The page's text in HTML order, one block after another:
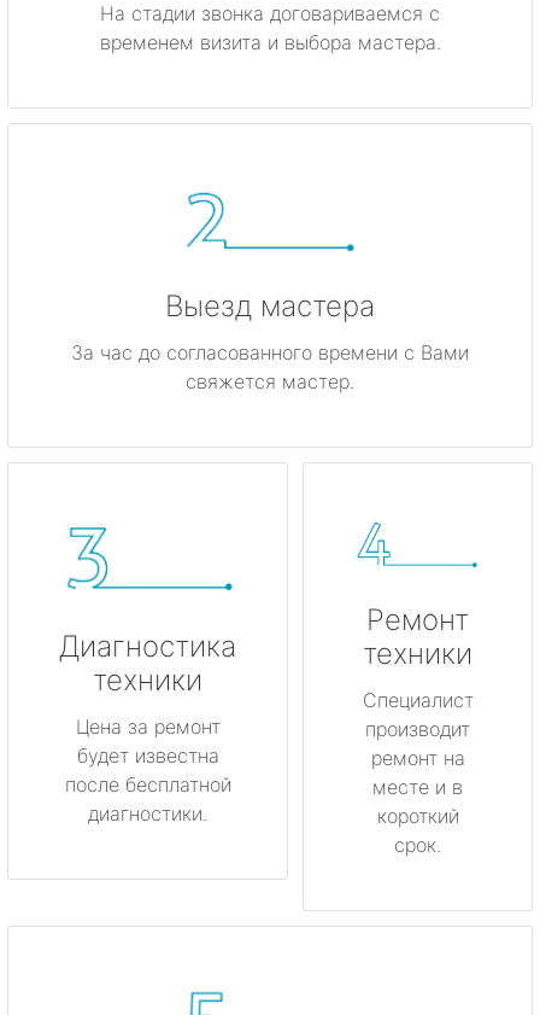
На стадии звонка договариваемся с
временем визита и выбора мастера.
Выезд мастера
За час до согласованного времени с Вами
свяжется мастер.
Диагностика
техники
Цена за ремонт
будет известна
после бесплатной
диагностики.
Ремонт
техники
Специалист
производит
ремонт на
месте и в
короткий
срок.